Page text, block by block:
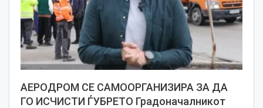
АЕРОДРОМ СЕ САМООРГАНИЗИРА ЗА ДА
ГО ИСЧИСТИ ЃУБРЕТО Градоначалникот